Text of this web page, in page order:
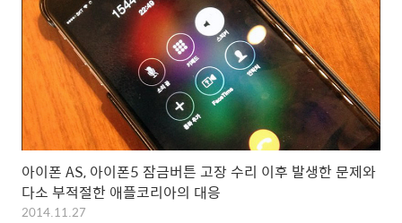
아이폰 AS, 아이폰5 잠금버튼 고장 수리 이후 발생한 문제와
다소 부적절한 애플코리아의 대응
2014.11.27